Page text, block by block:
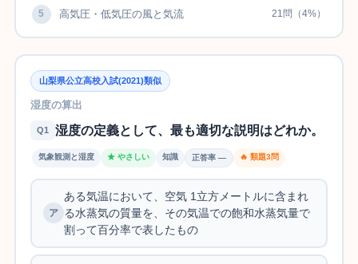
5 高気圧・低気圧の風と気流 21問（4%）
山梨県公立高校入試(2021)類似
湿度の算出
Q1 湿度の定義として、最も適切な説明はどれか。
気象観測と湿度 ★ やさしい 知識 正答率 — 🔥 類題3問
ある気温において、空気 1立方メートルに含まれ
る水蒸気の質量を、その気温での飽和水蒸気量で
割って百分率で表したもの